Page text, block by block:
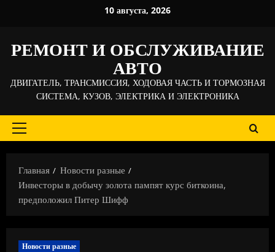
10 августа, 2026
РЕМОНТ И ОБСЛУЖИВАНИЕ
АВТО
ДВИГАТЕЛЬ, ТРАНСМИССИЯ, ХОДОВАЯ ЧАСТЬ И ТОРМОЗНАЯ
СИСТЕМА, КУЗОВ, ЭЛЕКТРИКА И ЭЛЕКТРОНИКА
Основное
Главная
Новости разные
Инвесторы в добычу золота пампят курс биткоина,
предположил Питер Шифф
Новости разные